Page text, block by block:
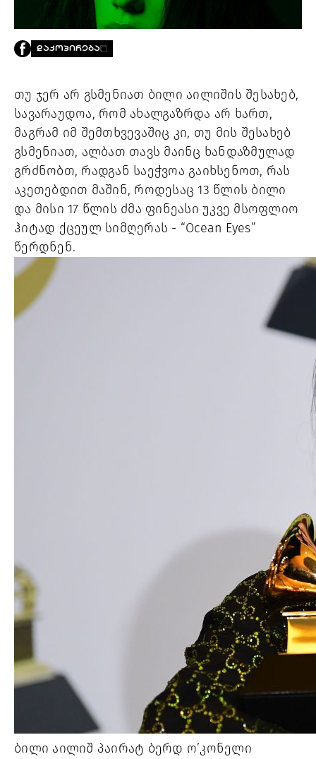
PROJECTS
TV
LIBRARY
ᲒᲐᲛᲝᲒᲕᲧᲔᲕᲘ
ᲙᲝᲜᲢᲐᲥᲢᲘ
INFO@HAMMOCKMAGAZINE.GE
ᲩᲕᲔᲜ
ᲨᲔᲡᲐᲮᲔᲑ
STUDIO
ᲓᲐᲙᲝᲞᲘᲠᲔᲑᲐ
თუ ჯერ არ გსმენიათ ბილი აილიშის შესახებ,
სავარაუდოა, რომ ახალგაზრდა არ ხართ,
მაგრამ იმ შემთხვევაშიც კი, თუ მის შესახებ
გსმენიათ, ალბათ თავს მაინც ხანდაზმულად
გრძნობთ, რადგან საეჭვოა გაიხსენოთ, რას
აკეთებდით მაშინ, როდესაც 13 წლის ბილი
და მისი 17 წლის ძმა ფინეასი უკვე მსოფლიო
ჰიტად ქცეულ სიმღერას - “Ocean Eyes”
წერდნენ.
ბილი აილიშ პაირატ ბერდ ო’კონელი